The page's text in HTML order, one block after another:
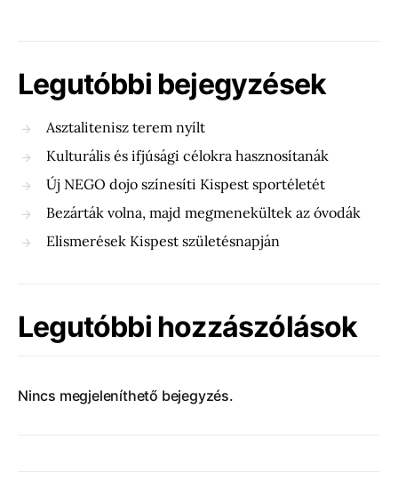
Legutóbbi bejegyzések
Asztalitenisz terem nyílt
Kulturális és ifjúsági célokra hasznosítanák
Új NEGO dojo színesíti Kispest sportéletét
Bezárták volna, majd megmenekültek az óvodák
Elismerések Kispest születésnapján
Legutóbbi hozzászólások
Nincs megjeleníthető bejegyzés.